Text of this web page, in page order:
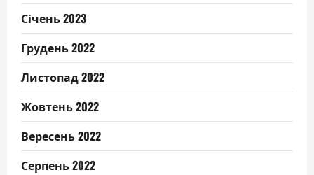
Січень 2023
Грудень 2022
Листопад 2022
Жовтень 2022
Вересень 2022
Серпень 2022